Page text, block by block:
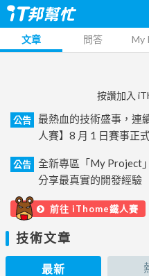
文章 問答 My
按讚加入
公告
最熱血的技術盛事，連
人賽】8 月 1 日賽事正
公告
全新專區「My Project
分享最真實的開發經驗
前往 iThome鐵人賽
技術文章
最新